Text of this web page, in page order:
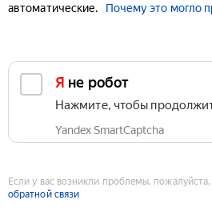
автоматические.
Почему это могло
Я не робот
Нажмите, чтобы
Yandex SmartCaptcha
Если у вас возникли проблемы, пожалуйста,
обратной связи